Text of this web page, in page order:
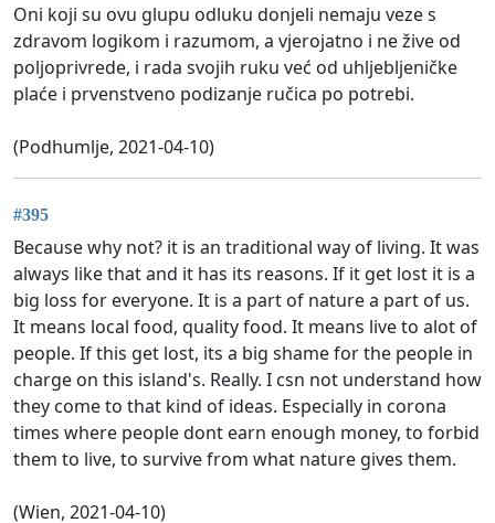
Oni koji su ovu glupu odluku donjeli nemaju veze s
zdravom logikom i razumom, a vjerojatno i ne žive od
poljoprivrede, i rada svojih ruku već od uhljebljeničke
plaće i prvenstveno podizanje ručica po potrebi.
(Podhumlje, 2021-04-10)
#395
Because why not? it is an traditional way of living. It was
always like that and it has its reasons. If it get lost it is a
big loss for everyone. It is a part of nature a part of us.
It means local food, quality food. It means live to alot of
people. If this get lost, its a big shame for the people in
charge on this island's. Really. I csn not understand how
they come to that kind of ideas. Especially in corona
times where people dont earn enough money, to forbid
them to live, to survive from what nature gives them.
(Wien, 2021-04-10)